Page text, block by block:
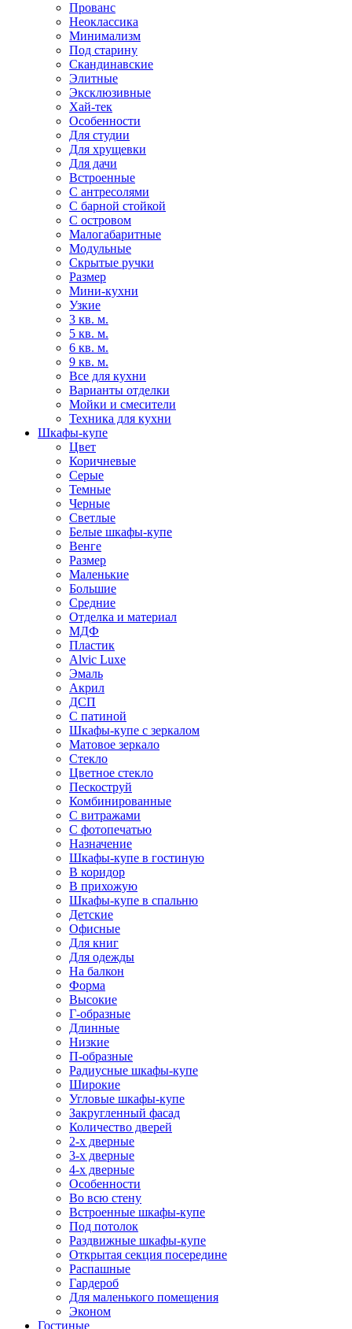
Прованс
Неоклассика
Минимализм
Под старину
Скандинавские
Элитные
Эксклюзивные
Хай-тек
Особенности
Для студии
Для хрущевки
Для дачи
Встроенные
С антресолями
С барной стойкой
С островом
Малогабаритные
Модульные
Скрытые ручки
Размер
Мини-кухни
Узкие
3 кв. м.
5 кв. м.
6 кв. м.
9 кв. м.
Все для кухни
Варианты отделки
Мойки и смесители
Техника для кухни
Шкафы-купе
Цвет
Коричневые
Серые
Темные
Черные
Светлые
Белые шкафы-купе
Венге
Размер
Маленькие
Большие
Средние
Отделка и материал
МДФ
Пластик
Alvic Luxe
Эмаль
Акрил
ДСП
С патиной
Шкафы-купе с зеркалом
Матовое зеркало
Стекло
Цветное стекло
Пескоструй
Комбинированные
С витражами
С фотопечатью
Назначение
Шкафы-купе в гостиную
В коридор
В прихожую
Шкафы-купе в спальню
Детские
Офисные
Для книг
Для одежды
На балкон
Форма
Высокие
Г-образные
Длинные
Низкие
П-образные
Радиусные шкафы-купе
Широкие
Угловые шкафы-купе
Закругленный фасад
Количество дверей
2-х дверные
3-х дверные
4-х дверные
Особенности
Во всю стену
Встроенные шкафы-купе
Под потолок
Раздвижные шкафы-купе
Открытая секция посередине
Распашные
Гардероб
Для маленького помещения
Эконом
Гостиные